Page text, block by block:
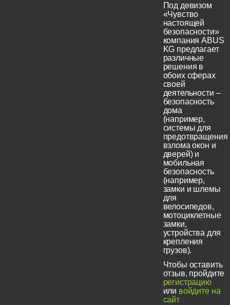
Под девизом
«Чувство
настоящей
безопасности»
компания ABUS
KG предлагает
различные
решения в
обоих сферах
своей
деятельности –
безопасность
дома
(например,
системы для
предотвращения
взлома окон и
дверей) и
мобильная
безопасность
(например,
замки и шлемы
для
велосипедов,
мотоциклетные
замки,
устройства для
крепления
грузов).
Чтобы оставить
отзыв, пройдите
регистрацию
или войдите на
сайт